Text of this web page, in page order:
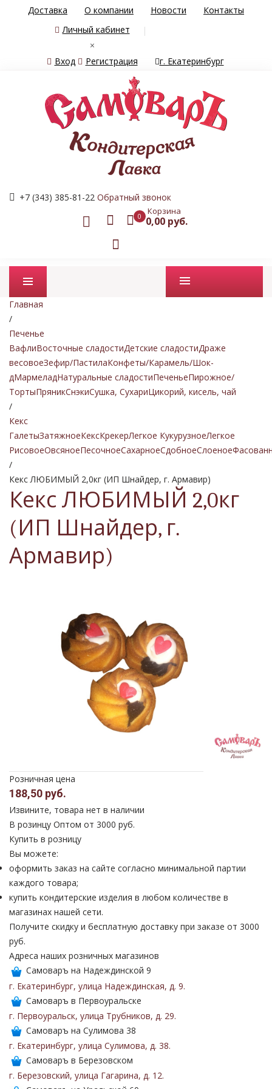
Доставка О компании Новости
Контакты
Личный кабинет
×
Вход
Регистрация г. Екатеринбург
+7 (343) 385-81-22 Обратный звонок
0 Корзина
0,00 руб.
Промо товары
Главная
/
Печенье
ВафлиВосточные сладостиДетские сладостиДраже
весовоеЗефир/ПастилаКонфеты/Карамель/Шок-
дМармеладНатуральные сладостиПеченьеПирожное/
ТортыПряникСнэкиСушка, СухариЦикорий, кисель, чай
/
Кекс
ГалетыЗатяжноеКексКрекерЛегкое КукурузноеЛегкое
РисовоеОвсяноеПесочноеСахарноеСдобноеСлоеное
/
Кекс ЛЮБИМЫЙ 2,0кг (ИП Шнайдер, г. Армавир)
Кекс ЛЮБИМЫЙ 2,0кг
(ИП Шнайдер, г.
Армавир)
Розничная цена
188,50 руб.
Извините, товара нет в наличии
В розинцу Оптом от 3000 руб.
Купить в розницу
Вы можете:
оформить заказ на сайте согласно минимальной партии
каждого товара;
купить кондитерские изделия в любом количестве в
магазинах нашей сети.
Получите скидку и бесплатную доставку при заказе от 3000
руб.
Адреса наших розничных магазинов
Самоваръ на Надеждинской 9
г. Екатеринбург, улица Надеждинская, д. 9.
Самоваръ в Первоуральске
г. Первоуральск, улица Трубников, д. 29.
Самоваръ на Сулимова 38
г. Екатеринбург, улица Сулимова, д. 38.
Самоваръ в Березовском
г. Березовский, улица Гагарина, д. 12.